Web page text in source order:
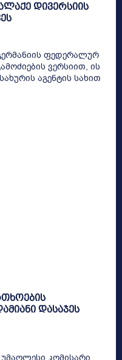
დივერსიის
ფედერალურ
ვერსიით, ის
აგენტის სახით
დასაჯეს
კომისარი,